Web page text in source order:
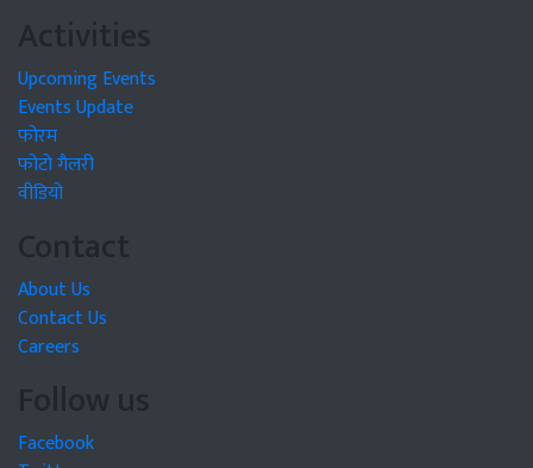
Activities
Upcoming Events
Events Update
फोरम
फोटो गैलरी
वीडियो
Contact
About Us
Contact Us
Careers
Follow us
Facebook